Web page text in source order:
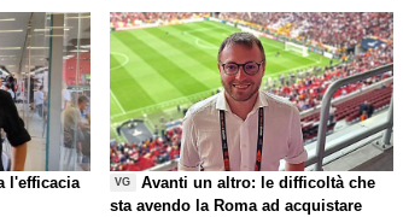
l'efficacia VG
Avanti un altro: le difficoltà che
sta avendo la Roma ad acquistare